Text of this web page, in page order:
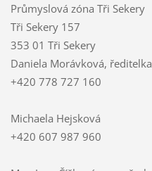
Průmyslová zóna Tři Sekery
Tři Sekery 157
353 01 Tři Sekery
Daniela Morávková, ředitelka
+420 778 727 160
Michaela Hejsková
+420 607 987 960